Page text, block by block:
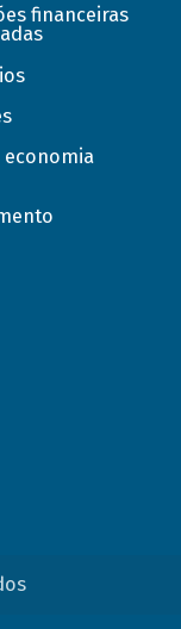
financeiras
economia